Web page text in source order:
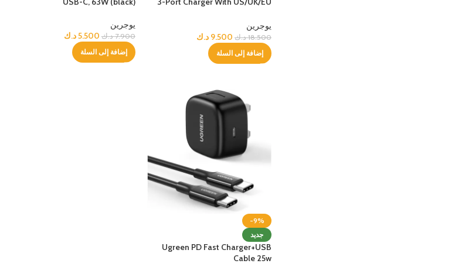
حافظة الحماية من سامسونج
حافظة حماية من سكينارما
شواحن
شاحن متنقل
سماعات
يوجرين
18.500 د.ك 9.500 د.ك
إضافة إلى السلة
يوجرين
7.900 د.ك 5.500د.ك
إضافة إلى السلة
-9%
جديد
Ugreen PD Fast Charger+USB
Cable 25w